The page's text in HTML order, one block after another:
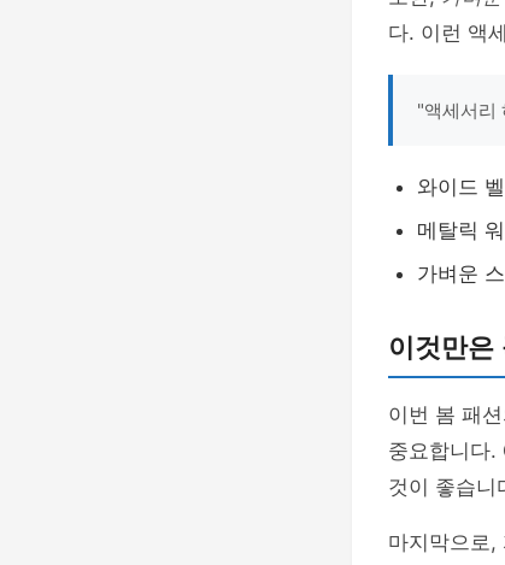
다. 이런 액
"액세서리
와이드
메탈릭
가벼운
이것만은
이번 봄 패
중요합니다.
것이 좋습니
마지막으로,